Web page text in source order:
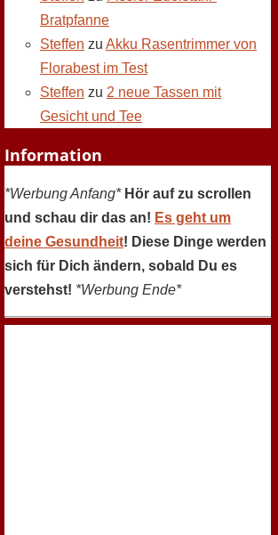
Bratpfanne
Steffen zu Akku Rasentrimmer von
Florabest im Test
Steffen zu 2 neue Tassen mit
Gesicht und Tee
Information
*Werbung Anfang* Hör auf zu scrollen
und schau dir das an! Es geht um
deine Gesundheit! Diese Dinge werden
sich für Dich ändern, sobald Du es
verstehst! *Werbung Ende*